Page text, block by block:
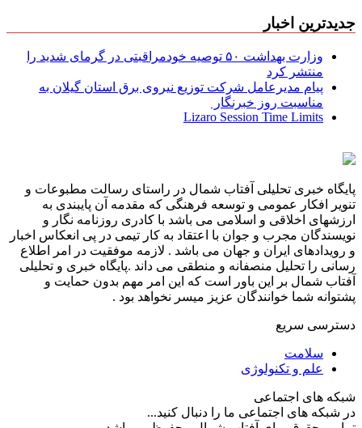
جدیدترین اخبار
وزارت بهداشت ۵۰ توصیه خودمراقبتی در گرمای شدید را
منتشر کرد
پیام مدیرعامل شركت توزیع نیروی برق استان گیلان به
مناسبت روز خبرنگار ‌
Lizaro Session Time Limits
پایگاه خبری تحلیلی آفتاب شمال در راستای رسالت مطبوعات و
تنویر افکار عمومی و توسعه فرهنگی که مقدمه آن پایبندی به
ارزشهای اخلاقی و اسلامی می باشد با کادری روزنامه نگار و
نویسندگان مجرب و جوان با اعتقاد به کار تیمی در پی انعکاس اخبار
و رویدادهای ایران و جهان می باشد . لازمه موفقیت در امر اطلاع
رسانی را تحلیل منصفانه و منطقی می داند .پایگاه خبری و تحلیلی
آفتاب شمال بر این باور است که این امر مهم بدون حمایت و
پشتوانه شما خوانندگان عزیز میسر نخواهد بود .
دسترسی سریع
سلامت
علم و تکنولوژی
شبکه های اجتماعی
در شبکه های اجتماعی ما را دنبال کنید...